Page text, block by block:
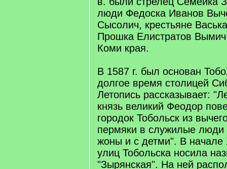
люди Федоска Иванов
Сысолич, крестьяне
Прошка Елистратов
Коми края.
В 1587 г. был основан
долгое время столицей
Летопись рассказывает:
князь великий Феодор
городок Тобольск из
пермяки в служилые люди
жоны и с детми". В начале
улиц Тобольска носила
"Зырянская". На ней